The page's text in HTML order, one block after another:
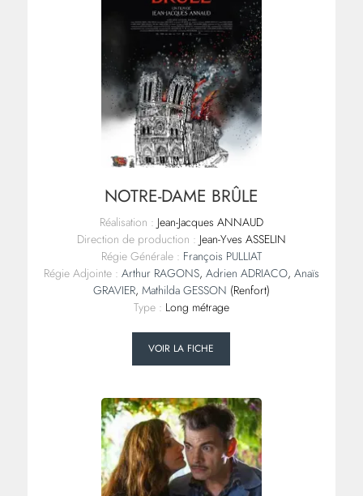
NOTRE-DAME BRÛLE
Réalisation : Jean-Jacques ANNAUD
Direction de production : Jean-Yves ASSELIN
Régie Générale : François PULLIAT
Régie Adjointe : Arthur RAGONS, Adrien ADRIACO, Anaïs
GRAVIER, Mathilda GESSON (Renfort)
Type : Long métrage
VOIR LA FICHE